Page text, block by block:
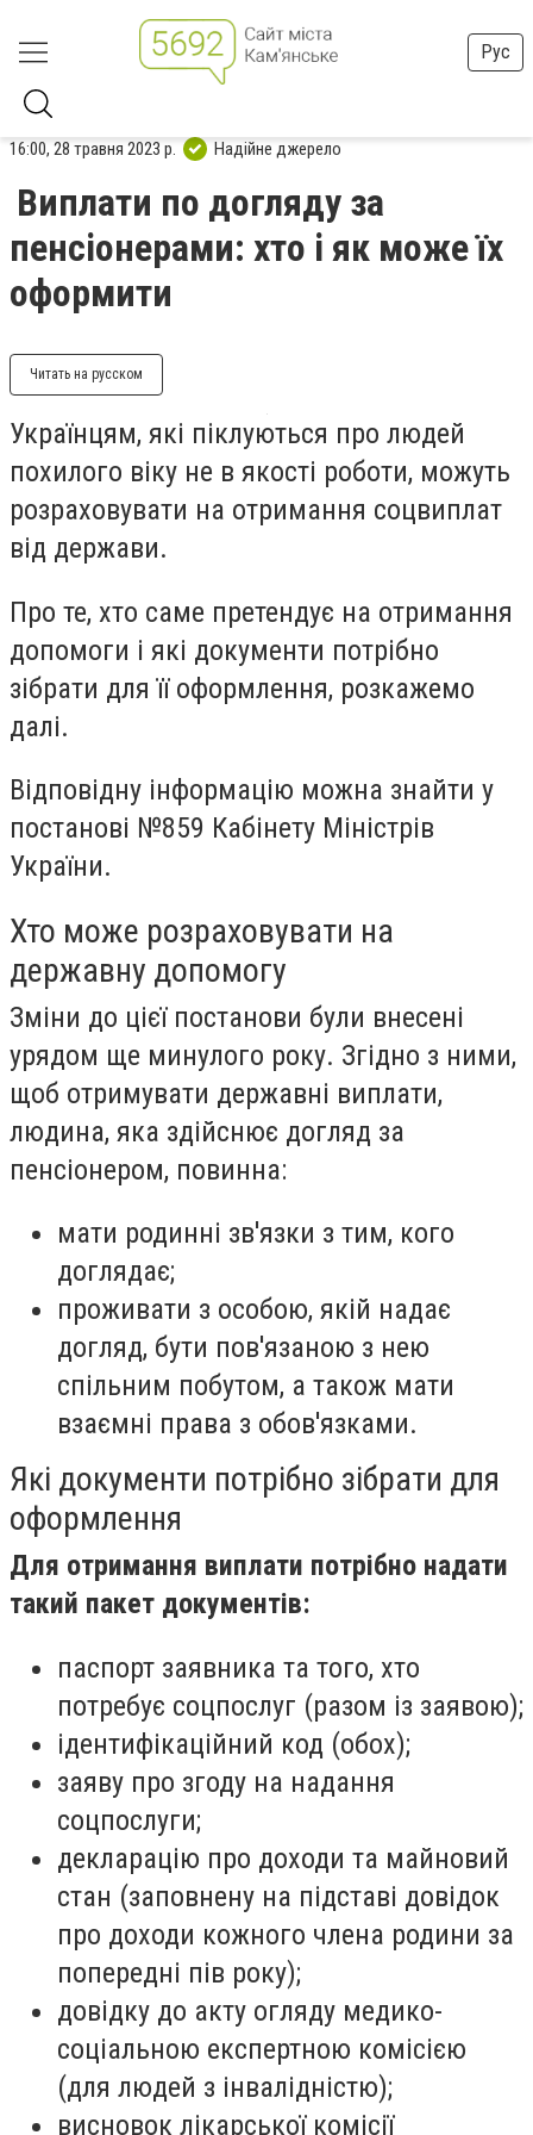
Рус
16:00, 28 травня 2023 р. Надійне джерело
Виплати по догляду за
пенсіонерами: хто і як може їх
оформити
Читать на русском
Українцям, які піклуються про людей
похилого віку не в якості роботи, можуть
розраховувати на отримання соцвиплат
від держави.
Про те, хто саме претендує на отримання
допомоги і які документи потрібно
зібрати для її оформлення, розкажемо
далі.
Відповідну інформацію можна знайти у
постанові №859 Кабінету Міністрів
України.
Хто може розраховувати на
державну допомогу
Зміни до цієї постанови були внесені
урядом ще минулого року. Згідно з ними,
щоб отримувати державні виплати,
людина, яка здійснює догляд за
пенсіонером, повинна:
мати родинні зв'язки з тим, кого
доглядає;
проживати з особою, якій надає
догляд, бути пов'язаною з нею
спільним побутом, а також мати
взаємні права з обов'язками.
Які документи потрібно зібрати для
оформлення
Для отримання виплати потрібно надати
такий пакет документів:
паспорт заявника та того, хто
потребує соцпослуг (разом із заявою);
ідентифікаційний код (обох);
заяву про згоду на надання
соцпослуги;
декларацію про доходи та майновий
стан (заповнену на підставі довідок
про доходи кожного члена родини за
попередні пів року);
довідку до акту огляду медико-
соціальною експертною комісією
(для людей з інвалідністю);
висновок лікарської комісії